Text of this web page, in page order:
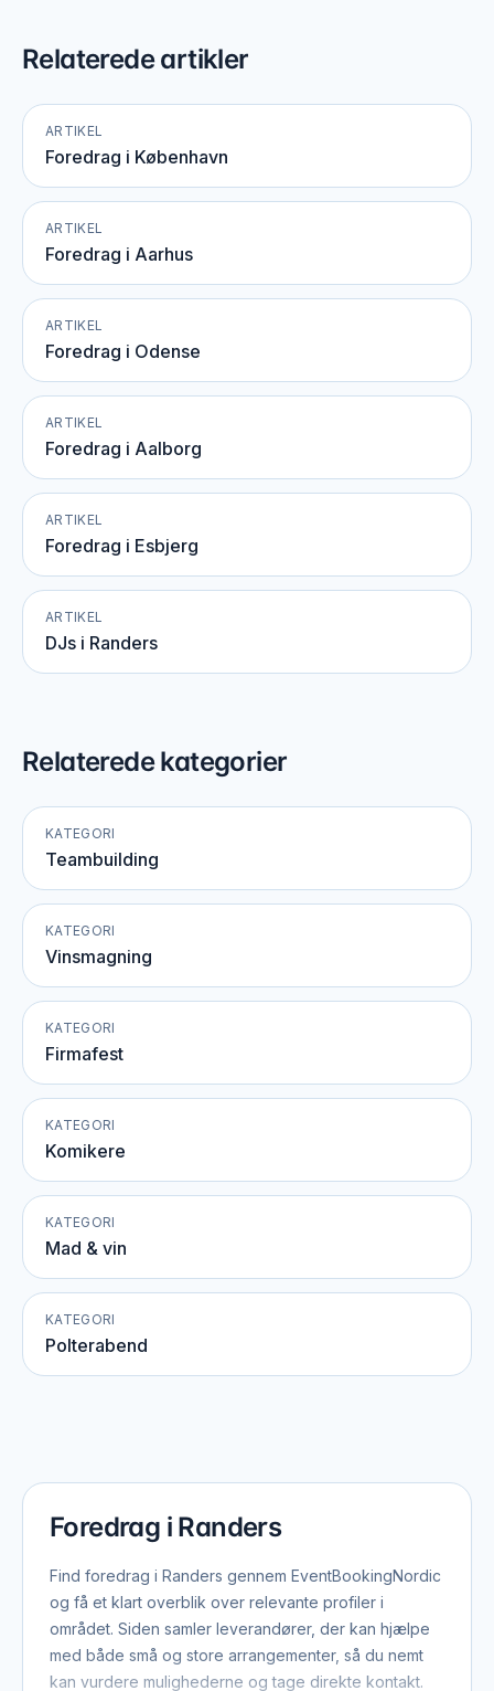
Relaterede artikler
ARTIKEL
Foredrag i København
ARTIKEL
Foredrag i Aarhus
ARTIKEL
Foredrag i Odense
ARTIKEL
Foredrag i Aalborg
ARTIKEL
Foredrag i Esbjerg
ARTIKEL
DJs i Randers
Relaterede kategorier
KATEGORI
Teambuilding
KATEGORI
Vinsmagning
KATEGORI
Firmafest
KATEGORI
Komikere
KATEGORI
Mad & vin
KATEGORI
Polterabend
Foredrag i Randers
Find foredrag i Randers gennem EventBookingNordic
og få et klart overblik over relevante profiler i
området. Siden samler leverandører, der kan hjælpe
med både små og store arrangementer, så du nemt
kan vurdere mulighederne og tage direkte kontakt.